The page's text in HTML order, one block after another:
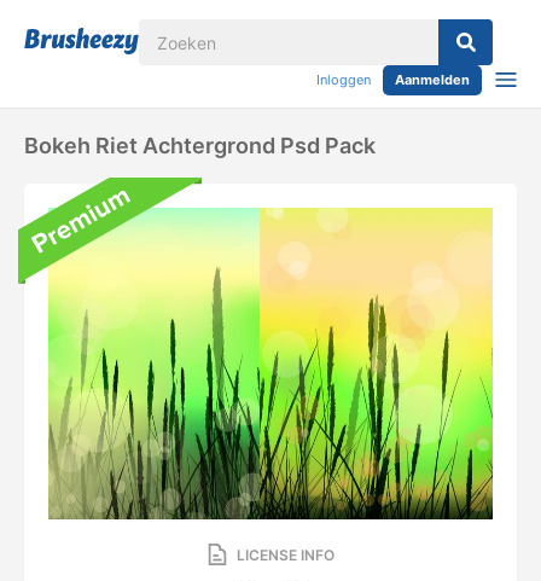
Inloggen Aanmelden
Bokeh Riet Achtergrond Psd Pack
LICENSE INFO